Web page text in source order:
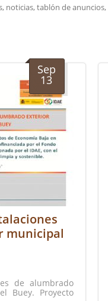
noticias, tablón de
Sep
13
municipal
de alumbrado
Buey. Proyecto